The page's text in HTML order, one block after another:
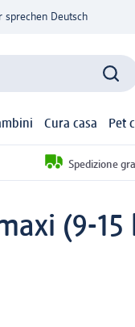
sprechen Deutsch
Cura casa Pet
Spedizione
(9-15